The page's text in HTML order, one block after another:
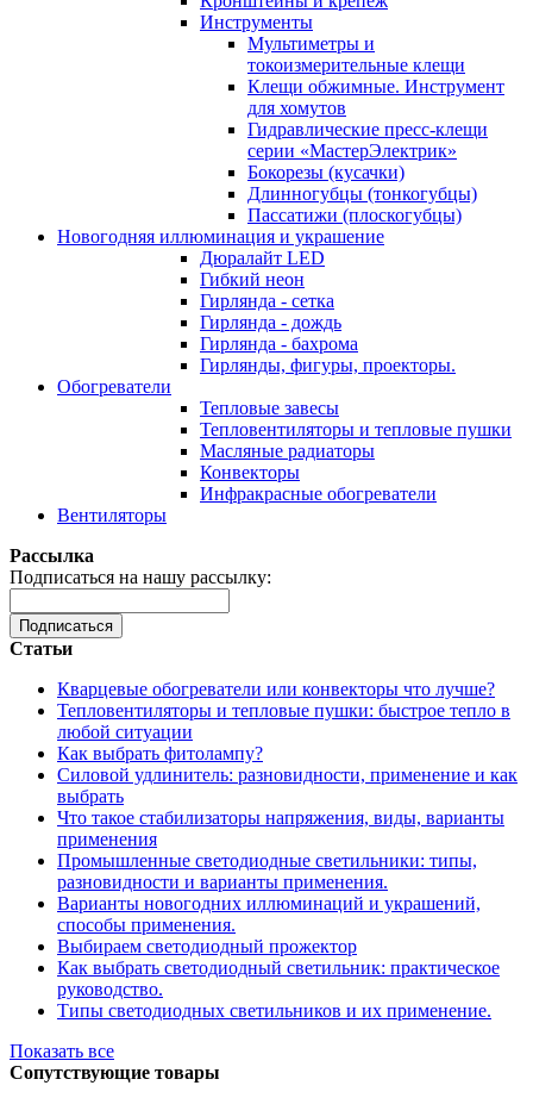
Инструменты
Мультиметры и
токоизмерительные клещи
Клещи обжимные. Инструмент
для хомутов
Гидравлические пресс-клещи
серии «МастерЭлектрик»
Бокорезы (кусачки)
Длинногубцы (тонкогубцы)
Пассатижи (плоскогубцы)
Новогодняя иллюминация и украшение
Дюралайт LED
Гибкий неон
Гирлянда - сетка
Гирлянда - дождь
Гирлянда - бахрома
Гирлянды, фигуры, проекторы.
Обогреватели
Тепловые завесы
Тепловентиляторы и тепловые пушки
Масляные радиаторы
Конвекторы
Инфракрасные обогреватели
Вентиляторы
Рассылка
Подписаться на нашу рассылку:
Подписаться
Статьи
Кварцевые обогреватели или конвекторы что лучше?
Тепловентиляторы и тепловые пушки: быстрое тепло в
любой ситуации
Как выбрать фитолампу?
Силовой удлинитель: разновидности, применение и как
выбрать
Что такое стабилизаторы напряжения, виды, варианты
применения
Промышленные светодиодные светильники: типы,
разновидности и варианты применения.
Варианты новогодних иллюминаций и украшений,
способы применения.
Выбираем светодиодный прожектор
Как выбрать светодиодный светильник: практическое
руководство.
Типы светодиодных светильников и их применение.
Показать все
Сопутствующие товары